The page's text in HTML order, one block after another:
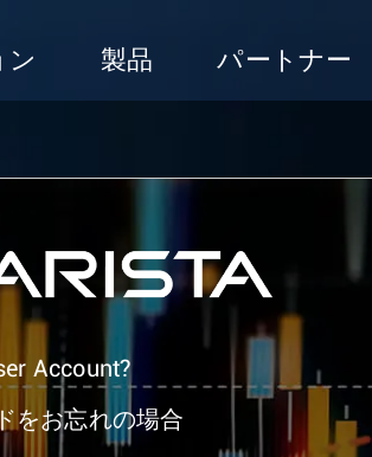
ン 製品 パートナー
Account?
をお忘れの場合